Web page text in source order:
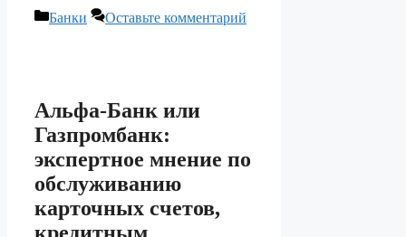
Рубрики
Банки Оставьте комментарий
Альфа-Банк или
Газпромбанк:
экспертное мнение по
обслуживанию
карточных счетов,